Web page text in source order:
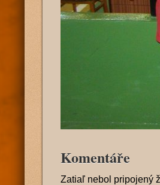
Komentáře
Zatiaľ nebol pripojený